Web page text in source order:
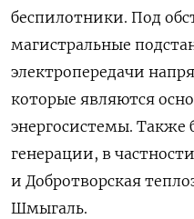
беспилотники. Под
магистральные
электропередачи
которые являются
энергосистемы. Также
генерации, в
и Добротворская
Шмыгаль.